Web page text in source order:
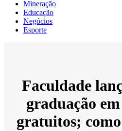
Mineração
Educação
Negócios
Esporte
Faculdade
graduação
gratuitos;